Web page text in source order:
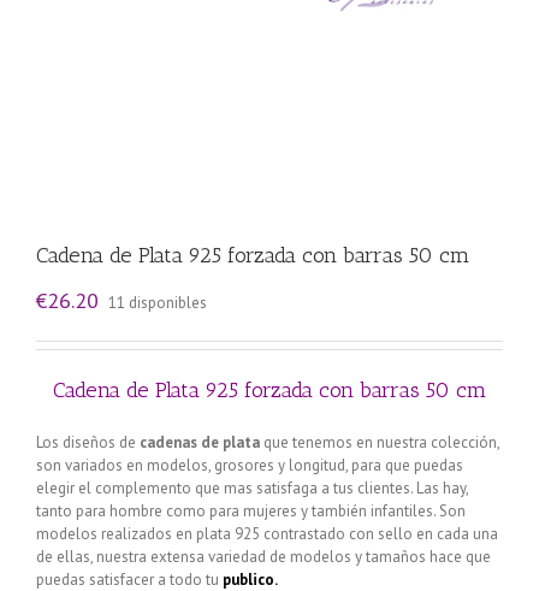
Cadena de Plata 925 forzada con barras 50 cm
€26.20 11 disponibles
Cadena de Plata 925 forzada con barras 50 cm
Los diseños de cadenas de plata que tenemos en nuestra colección,
son variados en modelos, grosores y longitud, para que puedas
elegir el complemento que mas satisfaga a tus clientes. Las hay,
tanto para hombre como para mujeres y también infantiles. Son
modelos realizados en plata 925 contrastado con sello en cada una
de ellas, nuestra extensa variedad de modelos y tamaños hace que
puedas satisfacer a todo tu publico.